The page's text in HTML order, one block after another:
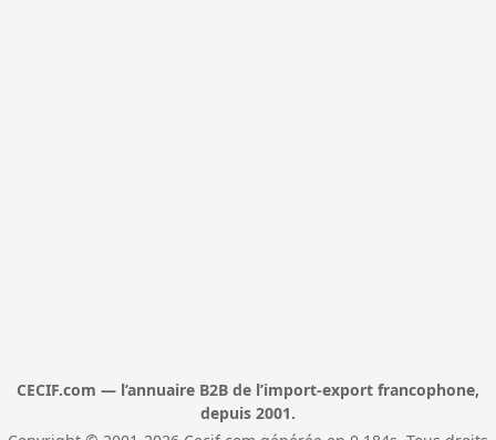
CECIF.com — l’annuaire B2B de l’import-export francophone,
depuis 2001.